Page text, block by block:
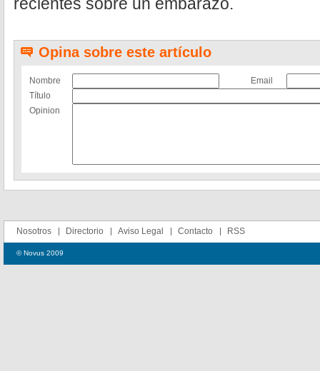
Opina sobre este artículo
Nombre
Email
Título
Opinion
Nosotros Directorio Aviso Legal Contacto RSS
© Novus 2009